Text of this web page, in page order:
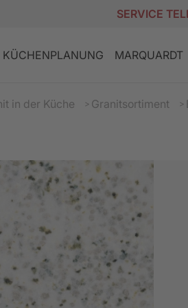
SERVICE
DESIGN KÜCHEN
GRANIT AKTION
KÜCHENPLANUNG
PLANUNGSCHECKLISTE
MARQUARDT
ZUFRIEDENE KUNDEN
REZEPTE
in der Küche Granitsortiment